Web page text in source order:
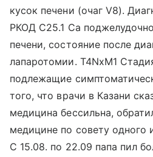
кусок печени (очаг V8).
РКОД С25.1 Cа
печени, состояние после
лапаротомии. T4NxM1
подлежащие
того, что врачи в Казани
медицина бессильна,
медицине по совету одного
С 15.08. по 22.09 папа пил